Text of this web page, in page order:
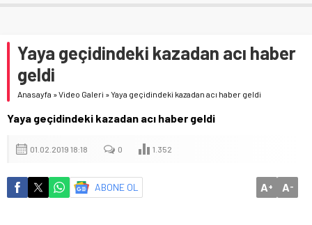
Yaya geçidindeki kazadan acı haber
geldi
Anasayfa »Video Galeri »Yaya geçidindeki kazadan acı haber geldi
Yaya geçidindeki kazadan acı haber geldi
01.02.2019 18:18 0 1.352
ABONE OL A+ A-